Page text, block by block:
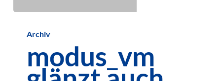
glänzt
auch
2015
Archiv
modus_vm